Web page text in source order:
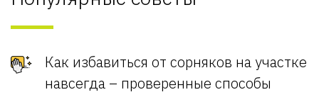
Как избавиться от сорняков на участке
навсегда – проверенные способы